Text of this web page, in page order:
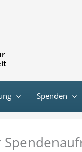
Spenden